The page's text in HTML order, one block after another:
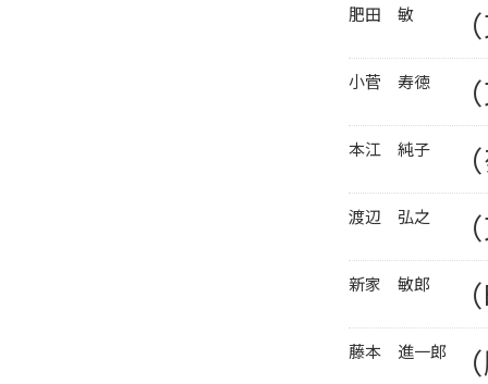
肥田 敏
小菅 寿徳
本江 純子
渡辺 弘之
新家 敏郎
藤本 進一郎